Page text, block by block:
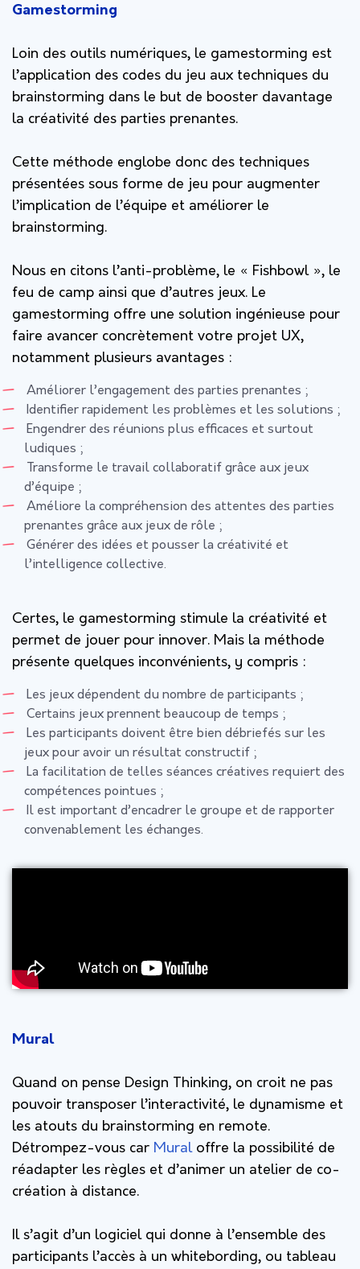
Gamestorming
Loin des outils numériques, le gamestorming est
l’application des codes du jeu aux techniques du
brainstorming dans le but de booster davantage
la créativité des parties prenantes.
Cette méthode englobe donc des techniques
présentées sous forme de jeu pour augmenter
l’implication de l’équipe et améliorer le
brainstorming.
Nous en citons l’anti-problème, le « Fishbowl », le
feu de camp ainsi que d’autres jeux. Le
gamestorming offre une solution ingénieuse pour
faire avancer concrètement votre projet UX,
notamment plusieurs avantages :
Améliorer l’engagement des parties prenantes ;
Identifier rapidement les problèmes et les solutions ;
Engendrer des réunions plus efficaces et surtout
ludiques ;
Transforme le travail collaboratif grâce aux jeux
d’équipe ;
Améliore la compréhension des attentes des parties
prenantes grâce aux jeux de rôle ;
Générer des idées et pousser la créativité et
l’intelligence collective.
Certes, le gamestorming stimule la créativité et
permet de jouer pour innover. Mais la méthode
présente quelques inconvénients, y compris :
Les jeux dépendent du nombre de participants ;
Certains jeux prennent beaucoup de temps ;
Les participants doivent être bien débriefés sur les
jeux pour avoir un résultat constructif ;
La facilitation de telles séances créatives requiert des
compétences pointues ;
Il est important d’encadrer le groupe et de rapporter
convenablement les échanges.
Mural
Quand on pense Design Thinking, on croit ne pas
pouvoir transposer l’interactivité, le dynamisme et
les atouts du brainstorming en remote.
Détrompez-vous car Muraloffre la possibilité de
réadapter les règles et d’animer un atelier de co-
création à distance.
Il s’agit d’un logiciel qui donne à l’ensemble des
participants l’accès à un whitebording, ou tableau